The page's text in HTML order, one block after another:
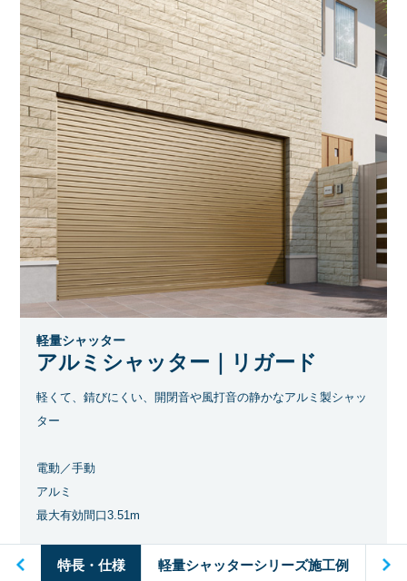
軽量シャッター
アルミシャッター｜リガード
軽くて、錆びにくい、開閉音や風打音の静かなアルミ製シャッ
ター
電動／手動
アルミ
最大有効間口3.51m
例 特長・仕様 軽量シャッターシリーズ施工例 特